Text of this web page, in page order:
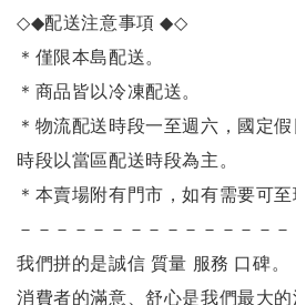
◇◆配送注意事項◆◇
＊僅限本島配送。
＊商品皆以冷凍配送。
＊物流配送時段一至週六，國定
時段以當區配送時段為主。
＊本賣場附有門市，如有需要可至
－－－－－－－－－－－－－－－
我們拼的是誠信 質量 服務 口碑。
消費者的滿意、舒心是我們最大的